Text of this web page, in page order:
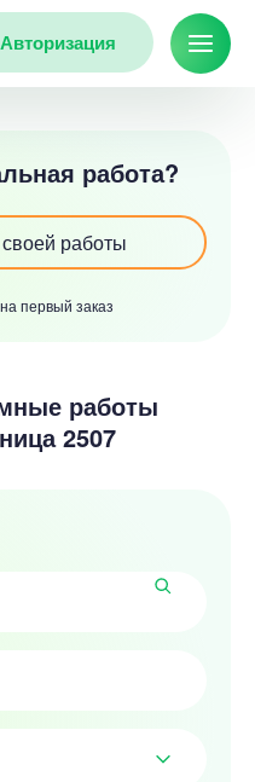
Авторизация
работа?
работы
на первый заказ
работы
2507